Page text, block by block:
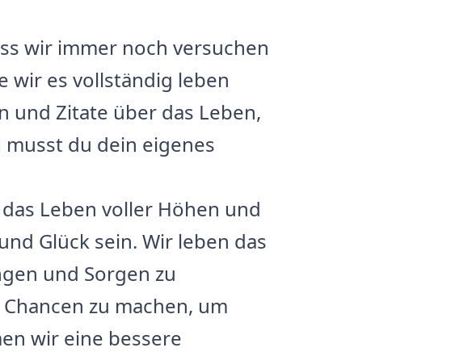
wir immer noch versuchen
wir es vollständig leben
und Zitate über das Leben,
du dein eigenes
Leben voller Höhen und
Glück sein. Wir leben das
und Sorgen zu
zu machen, um
wir eine bessere